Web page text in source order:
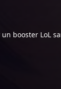
booster LoL